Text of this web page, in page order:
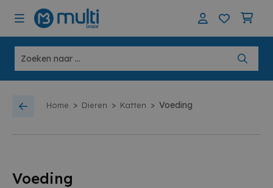
Home > Dieren > Katten > Voeding
Voeding